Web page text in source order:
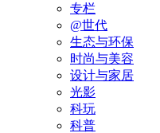
专栏
@世代
生态与环保
时尚与美容
设计与家居
光影
科玩
科普